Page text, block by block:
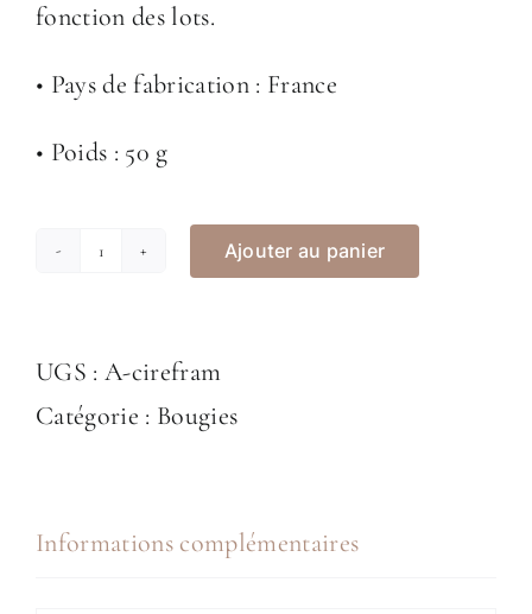
fonction des lots.
• Pays de fabrication : France
• Poids : 50 g
Fondant
de
&
Ajouter au panier
UGS : A-cirefram
Catégorie : Bougies
Informations complémentaires